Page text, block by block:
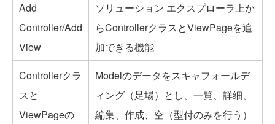
Add
Controller/Add
View
ソリューション エクスプローラ上か
らControllerクラスとViewPageを追
加できる機能
Controllerクラ
スと
ViewPageの
Modelのデータをスキャフォールデ
ィング（足場）とし、一覧、詳細、
編集、作成、空（型付のみを行う）